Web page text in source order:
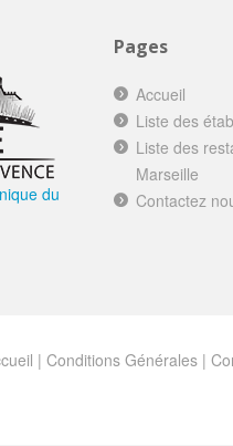
du
Pages
Accueil
Liste des
Liste des
Marseille
Contactez
| Conditions Générales|